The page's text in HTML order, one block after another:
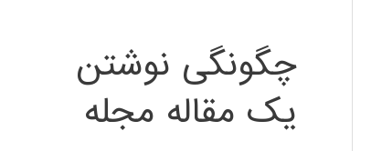
چگونگی نوشتن
یک مقاله مجله